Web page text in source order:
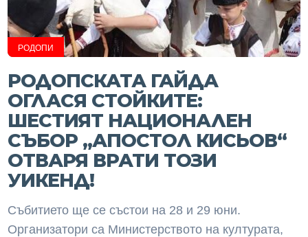
РОДОПИ
РОДОПСКАТА ГАЙДА
ОГЛАСЯ СТОЙКИТЕ:
ШЕСТИЯТ НАЦИОНАЛЕН
СЪБОР „АПОСТОЛ КИСЬОВ“
ОТВАРЯ ВРАТИ ТОЗИ
УИКЕНД!
Събитието ще се състои на 28 и 29 юни.
Организатори са Министерството на културата,